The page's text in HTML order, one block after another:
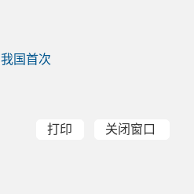
国首次
打印 关闭窗口